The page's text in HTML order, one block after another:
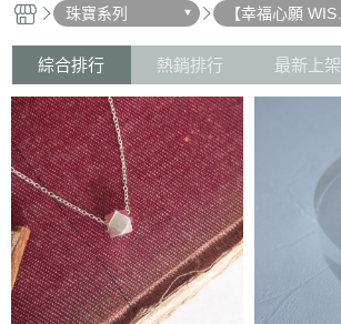
珠寶系列
【幸福心願 WIS
H】
綜合排行 熱銷排行 最新上架